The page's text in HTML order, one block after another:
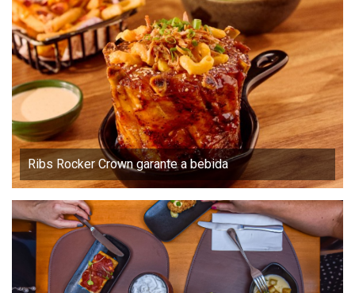
Ribs Rocker Crown garante a bebida